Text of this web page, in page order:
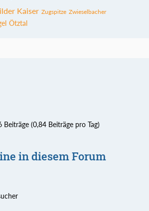
Kaiser Zugspitze Zwieselbacher
Ötztal
Beiträge (0,84 Beiträge pro Tag)
in diesem Forum